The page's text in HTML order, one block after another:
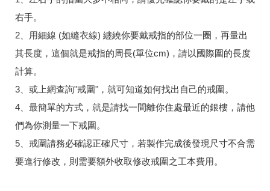
右手。
2、用細線 (如縫衣線) 纏繞你要戴戒指的部位一圈，再量出
其長度，這個就是戒指的周長(單位cm)，請以國際圍的長度
計算。
3、或上網查詢"戒圍"，就可知道如何找出自己的戒圍。
4、最簡單的方式，就是請找一間離你住處最近的銀樓，請他
們為你測量一下戒圍。
5、戒圍請務必確認正確尺寸，若製作完成後發現尺寸不合需
要進行修改，則需要額外收取修改戒圍之工本費用。